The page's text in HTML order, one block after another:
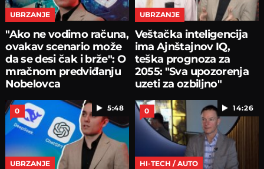
UBRZANJE
"Ako ne vodimo računa,
ovakav scenario može
da se desi čak i brže": O
mračnom predviđanju
Nobelovca
UBRZANJE
Veštačka inteligencija
ima Ajnštajnov IQ,
teška prognoza za
2055: "Sva upozorenja
uzeti za ozbiljno"
5:48
0
UBRZANJE
14:26
0
HI-TECH / AUTO